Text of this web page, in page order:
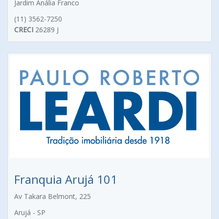
Jardim Anália Franco
(11) 3562-7250
CRECI 26289 J
Franquia Arujá 101
Av Takara Belmont, 225
Arujá - SP